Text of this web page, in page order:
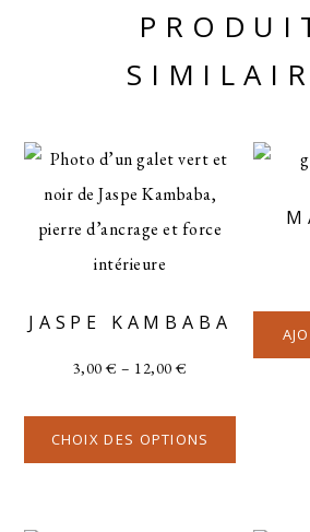
JASPE KAMBABA
3,00€ – 12,00€
CHOIX DES OPTIONS